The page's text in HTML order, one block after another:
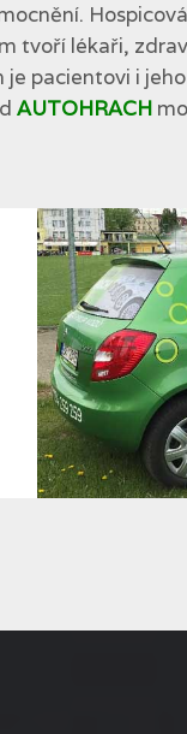
tvoří lékaři,
pacientovi i
AUTOHRACH